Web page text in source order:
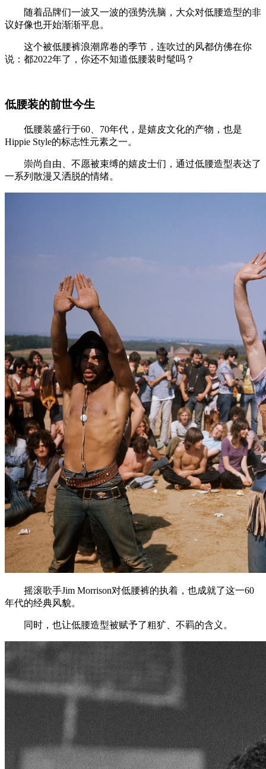
随着品牌们一波又一波的强势洗脑，大众对低腰造型的非
议好像也开始渐渐平息。
这个被低腰裤浪潮席卷的季节，连吹过的风都仿佛在你
说：都2022年了，你还不知道低腰装时髦吗？
低腰装的前世今生
低腰装盛行于60、70年代，是嬉皮文化的产物，也是
Hippie Style的标志性元素之一。
崇尚自由、不愿被束缚的嬉皮士们，通过低腰造型表达了
一系列散漫又洒脱的情绪。
摇滚歌手Jim Morrison对低腰裤的执着，也成就了这一60
年代的经典风貌。
同时，也让低腰造型被赋予了粗犷、不羁的含义。